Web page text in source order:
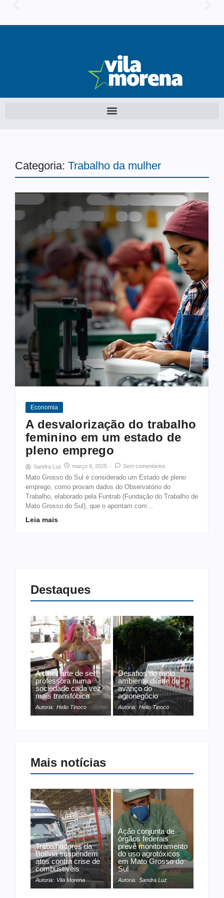
Categoria: Trabalho da mulher
Economia
A desvalorização do trabalho
feminino em um estado de
pleno emprego
Sandra Luz março 8, 2025 - Sem comentários
Mato Grosso do Sul é considerado um Estado de pleno
emprego, como provam dados do Observatório do
Trabalho, elaborado pela Funtrab (Fundação do Trabalho de
Mato Grosso do Sul), que o apontam com...
Leia mais
Destaques
A difícil arte de ser
professora numa
sociedade cada vez
mais transfóbica
Autoria: Helio Tinoco
Desafios do meio
ambiente diante do
avanço do
agronegócio
Autoria: Helio Tinoco
Mais notícias
Trabalhadores da
Bolívia suspendem
atos contra crise de
combustíveis
Autoria: Vila Morena
Ação conjunta de
órgãos federais
prevê monitoramento
do uso agrotóxicos
em Mato Grosso do
Sul
Autoria: Sandra Luz